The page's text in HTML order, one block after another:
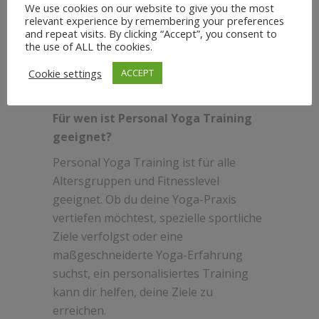
Sportler kann Personal Yoga Training
dazu beitragen, die körperliche
Leistungsfähigkeit zu steigern,
Verletzungen vorzubeugen und die
Für wen ist Personal Yoga Training
geeignet?
Personal Yoga Training ist für alle
Altersgruppen und Fitnesslevel
geeignet. Ob du deine Yoga-Praxis
vertiefen möchtest, spezielle sportliche
Ziele verfolgst oder eine
maßgeschneiderte Yoga-Erfahrung
suchst, ein personalisiertes Training
kann dir helfen, deine Ziele zu
erreichen.
We use cookies on our website to give you the most
relevant experience by remembering your preferences
and repeat visits. By clicking “Accept”, you consent to
the use of ALL the cookies.
Cookie settings
ACCEPT